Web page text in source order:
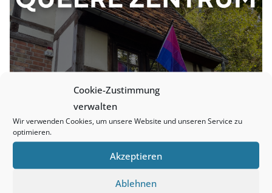
Cookie-Zustimmung
verwalten
Wir verwenden Cookies, um unsere Website und unseren Service zu
optimieren.
Akzeptieren
Ablehnen